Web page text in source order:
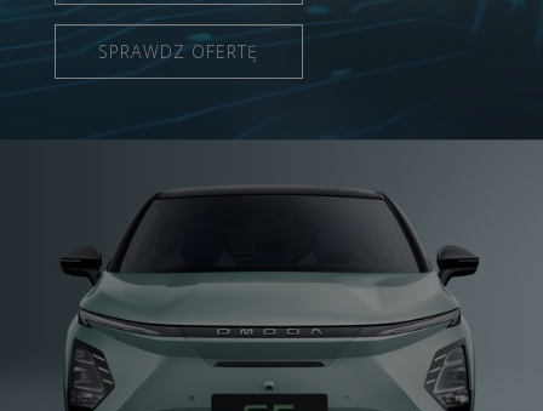
SPRAWDZ OFERTĘ